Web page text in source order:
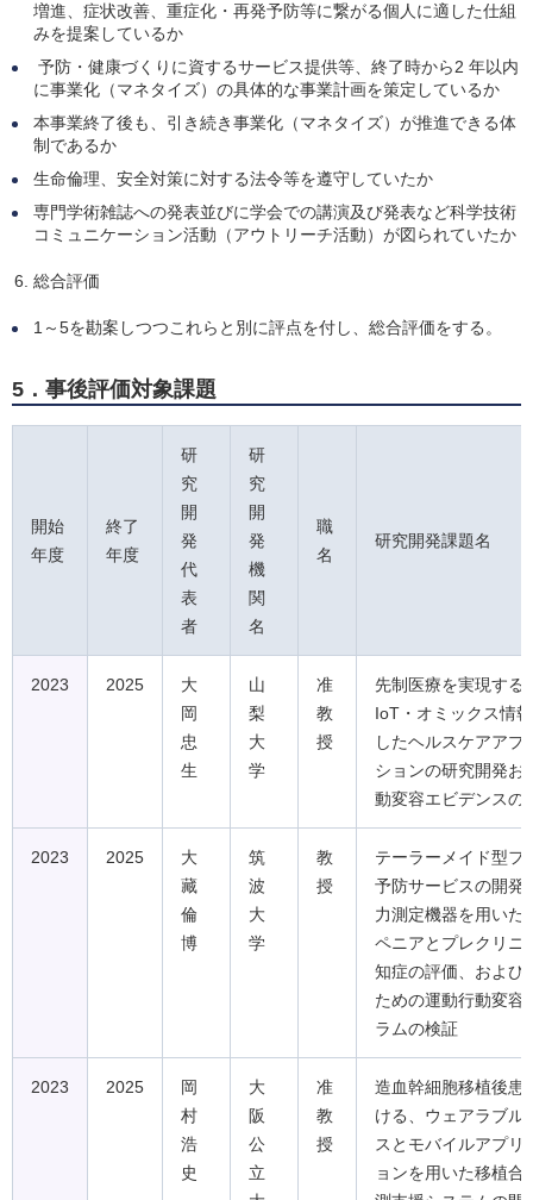
増進、症状改善、重症化・再発予防等に繋がる個人に適した仕組
みを提案しているか
予防・健康づくりに資するサービス提供等、終了時から2 年以内
に事業化（マネタイズ）の具体的な事業計画を策定しているか
本事業終了後も、引き続き事業化（マネタイズ）が推進できる体
制であるか
生命倫理、安全対策に対する法令等を遵守していたか
専門学術雑誌への発表並びに学会での講演及び発表など科学技術
コミュニケーション活動（アウトリーチ活動）が図られていたか
総合評価
1～5を勘案しつつこれらと別に評点を付し、総合評価をする。
5．事後評価対象課題
開始
年度
終了
年度
研
究
開
発
代
表
者
研
究
開
発
機
関
名
職
名
研究開発課題名
2023 2025
大
岡
忠
生
山
梨
大
学
准
教
授
先制医療を実現する
IoT・オミックス情
したヘルスケアアプ
ションの研究開発お
動変容エビデンスの
2023 2025
大
藏
倫
博
筑
波
大
学
教
授
テーラーメイド型フ
予防サービスの開発
力測定機器を用いた
ペニアとプレクリニ
知症の評価、および
ための運動行動変容
ラムの検証
2023 2025
岡
村
浩
史
大
阪
公
立
准
教
授
造血幹細胞移植後患
ける、ウェアラブル
スとモバイルアプリ
ョンを用いた移植合